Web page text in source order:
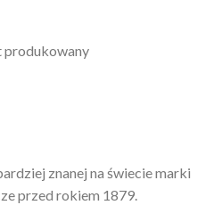
produkowany
znanej na świecie marki
przed rokiem 1879.